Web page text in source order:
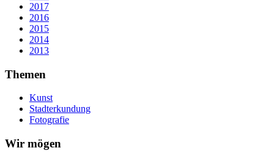
2017
2016
2015
2014
2013
Themen
Kunst
Stadterkundung
Fotografie
Wir mögen